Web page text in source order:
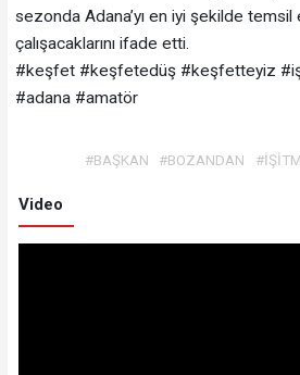
sezonda Adana’yı en iyi şekilde
çalışacaklarını ifade etti.
#keşfet #keşfetedüş #keşfetteyiz
#adana #amatör
#BAŞKAN #BOZANDAN
Video